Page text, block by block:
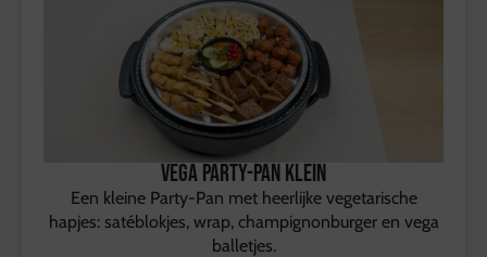
Vega Party-Pan Klein
Een kleine Party-Pan met heerlijke vegetarische
hapjes: satéblokjes, wrap, champignonburger en vega
balletjes.